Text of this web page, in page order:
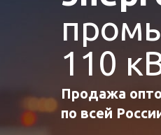
110
Продажа
по всей